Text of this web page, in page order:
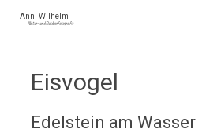
Anni Wilhelm
Natur- und Outdoorfotografie
Eisvogel
Edelstein am Wasser